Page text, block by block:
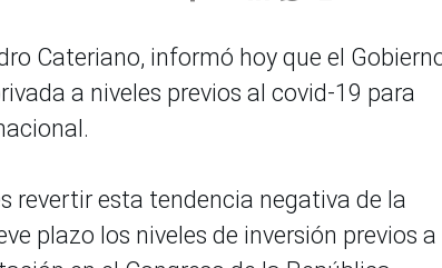
Cateriano, informó hoy que el
a niveles previos al covid-19 para
revertir esta tendencia negativa de la
plazo los niveles de inversión previos a